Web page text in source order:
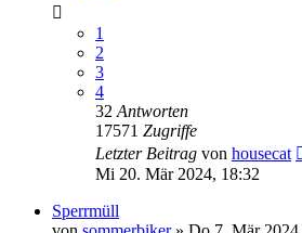
1
2
3
4
32 Antworten
17571 Zugriffe
Letzter Beitrag von housecat
Mi 20. Mär 2024, 18:32
Sperrmüll